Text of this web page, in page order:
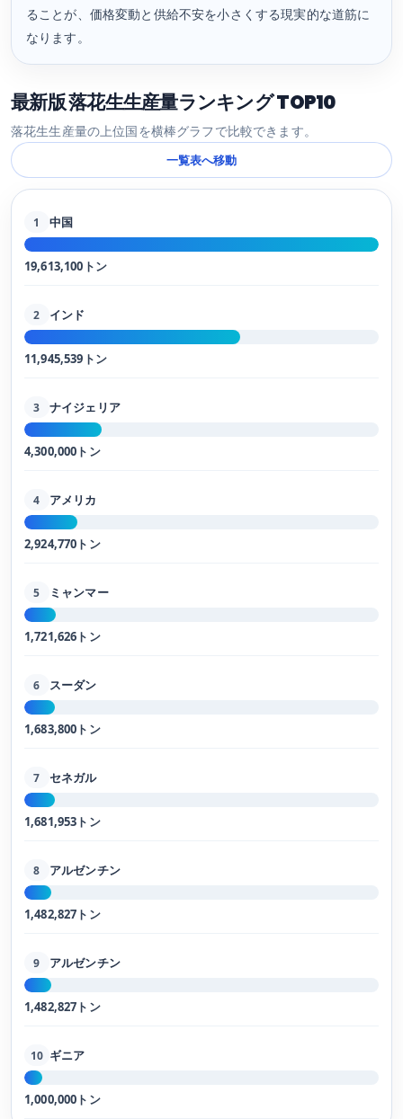
ることが、価格変動と供給不安を小さくする現実的な道筋に
なります。
最新版 落花生生産量ランキング TOP10
落花生生産量の上位国を横棒グラフで比較できます。
一覧表へ移動
1 中国
19,613,100トン
2 インド
11,945,539トン
3 ナイジェリア
4,300,000トン
4 アメリカ
2,924,770トン
5 ミャンマー
1,721,626トン
6 スーダン
1,683,800トン
7 セネガル
1,681,953トン
8 アルゼンチン
1,482,827トン
9 アルゼンチン
1,482,827トン
10 ギニア
1,000,000トン